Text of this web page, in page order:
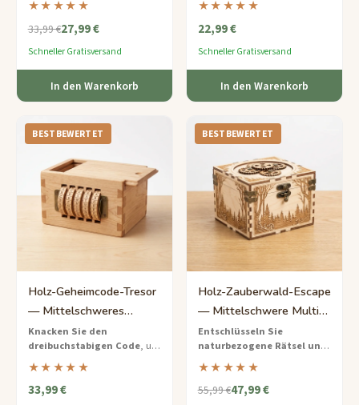
perfekt für kleine Hände, die
Formen und Problemlösungen
★★★★★
33,99 €27,99 €
Schneller Gratisversand
In den Warenkorb
umweltfreundlichem Bambus
mit natürlichen
logische Fähigkeiten, Ring für
Ring.
★★★★★
22,99 €
Schneller Gratisversand
In den Warenkorb
BESTBEWERTET
Holz-Geheimcode-Tresor
— Mittelschweres
Buchstaben-
Drehschloss-Rätsel
Knacken Sie den
dreibuchstabigen Code, um
diese handgefertigte Holzbox
zu öffnen – ein Puzzle und
geheimer Versteckort in einem.
★★★★★
33,99 €
BESTBEWERTET
Holz-Zauberwald-Escape
— Mittelschwere Multi-
Hinweis-Abenteuerbox
Entschlüsseln Sie
naturbezogene Rätsel und
versteckte Mechanismen
um aus dem verzauberten
Wald zu entkommen – ein
★★★★★
55,99 €47,99 €